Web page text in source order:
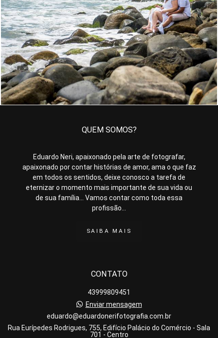
1793 351
QUEM SOMOS?
Eduardo Neri, apaixonado pela arte de fotografar,
apaixonado por contar histórias de amor, ama o que faz
em todos os sentidos, deixe conosco a tarefa de
eternizar o momento mais importante de sua vida ou
de sua família... Vamos contar como toda essa
profissão...
SAIBA MAIS
CONTATO
43999809451
Enviar mensagem
eduardo@eduardonerifotografia.com.br
Rua Eurípedes Rodrigues, 755, Edifício Palácio do Comércio - Sala
701 - Centro